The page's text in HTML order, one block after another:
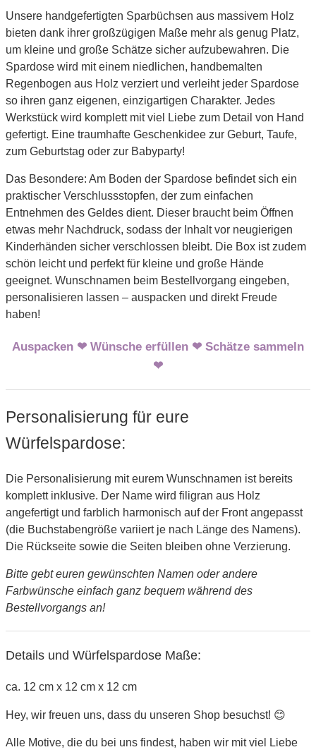
Unsere handgefertigten Sparbüchsen aus massivem Holz
bieten dank ihrer großzügigen Maße mehr als genug Platz,
um kleine und große Schätze sicher aufzubewahren. Die
Spardose wird mit einem niedlichen, handbemalten
Regenbogen aus Holz verziert und verleiht jeder Spardose
so ihren ganz eigenen, einzigartigen Charakter. Jedes
Werkstück wird komplett mit viel Liebe zum Detail von Hand
gefertigt. Eine traumhafte Geschenkidee zur Geburt, Taufe,
zum Geburtstag oder zur Babyparty!
Das Besondere: Am Boden der Spardose befindet sich ein
praktischer Verschlussstopfen, der zum einfachen
Entnehmen des Geldes dient. Dieser braucht beim Öffnen
etwas mehr Nachdruck, sodass der Inhalt vor neugierigen
Kinderhänden sicher verschlossen bleibt. Die Box ist zudem
schön leicht und perfekt für kleine und große Hände
geeignet. Wunschnamen beim Bestellvorgang eingeben,
personalisieren lassen – auspacken und direkt Freude
haben!
Auspacken ❤ Wünsche erfüllen ❤ Schätze sammeln
❤
Personalisierung für eure
Würfelspardose:
Die Personalisierung mit eurem Wunschnamen ist bereits
komplett inklusive. Der Name wird filigran aus Holz
angefertigt und farblich harmonisch auf der Front angepasst
(die Buchstabengröße variiert je nach Länge des Namens).
Die Rückseite sowie die Seiten bleiben ohne Verzierung.
Bitte gebt euren gewünschten Namen oder andere
Farbwünsche einfach ganz bequem während des
Bestellvorgangs an!
Details und Würfelspardose Maße:
ca. 12 cm x 12 cm x 12 cm
Hey, wir freuen uns, dass du unseren Shop besuchst! 😊
Alle Motive, die du bei uns findest, haben wir mit viel Liebe